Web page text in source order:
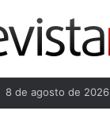
8 de agosto de 2026